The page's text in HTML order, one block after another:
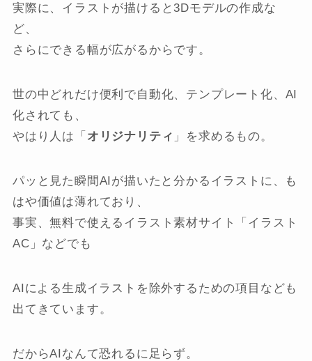
実際に、イラストが描けると3Dモデルの作成な
ど、
さらにできる幅が広がるからです。
世の中どれだけ便利で自動化、テンプレート化、AI
化されても、
やはり人は「 オリジナリティ 」を求めるもの。
パッと見た瞬間AIが描いたと分かるイラストに、も
はや価値は薄れており、
事実、無料で使えるイラスト素材サイト「イラスト
AC」などでも
AIによる生成イラストを除外するための項目なども
出てきています。
だからAIなんて恐れるに足らず。